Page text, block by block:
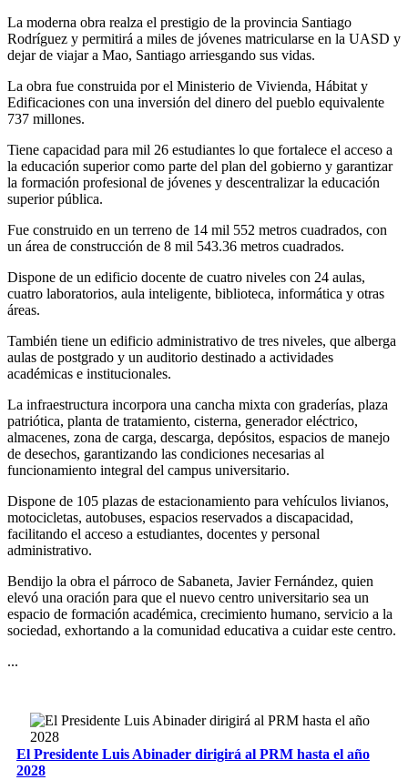
La moderna obra realza el prestigio de la provincia Santiago
Rodríguez y permitirá a miles de jóvenes matricularse en la UASD y
dejar de viajar a Mao, Santiago arriesgando sus vidas.
La obra fue construida por el Ministerio de Vivienda, Hábitat y
Edificaciones con una inversión del dinero del pueblo equivalente
737 millones.
Tiene capacidad para mil 26 estudiantes lo que fortalece el acceso a
la educación superior como parte del plan del gobierno y garantizar
la formación profesional de jóvenes y descentralizar la educación
superior pública.
Fue construido en un terreno de 14 mil 552 metros cuadrados, con
un área de construcción de 8 mil 543.36 metros cuadrados.
Dispone de un edificio docente de cuatro niveles con 24 aulas,
cuatro laboratorios, aula inteligente, biblioteca, informática y otras
áreas.
También tiene un edificio administrativo de tres niveles, que alberga
aulas de postgrado y un auditorio destinado a actividades
académicas e institucionales.
La infraestructura incorpora una cancha mixta con graderías, plaza
patriótica, planta de tratamiento, cisterna, generador eléctrico,
almacenes, zona de carga, descarga, depósitos, espacios de manejo
de desechos, garantizando las condiciones necesarias al
funcionamiento integral del campus universitario.
Dispone de 105 plazas de estacionamiento para vehículos livianos,
motocicletas, autobuses, espacios reservados a discapacidad,
facilitando el acceso a estudiantes, docentes y personal
administrativo.
Bendijo la obra el párroco de Sabaneta, Javier Fernández, quien
elevó una oración para que el nuevo centro universitario sea un
espacio de formación académica, crecimiento humano, servicio a la
sociedad, exhortando a la comunidad educativa a cuidar este centro.
...
El Presidente Luis Abinader dirigirá al PRM hasta el año
2028